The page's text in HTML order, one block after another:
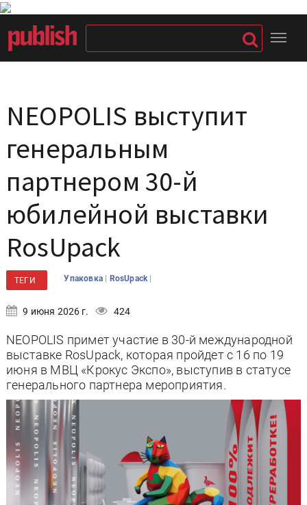
NEOPOLIS выступит
генеральным
партнером 30-й
юбилейной выставки
RosUpack
ТЕГИ Упаковка | RosUpack |
9 июня 2026 г. 424
NEOPOLIS примет участие в 30-й международной
выставке RosUpack, которая пройдет с 16 по 19
июня в МВЦ «Крокус Экспо», выступив в статусе
генерального партнера мероприятия.